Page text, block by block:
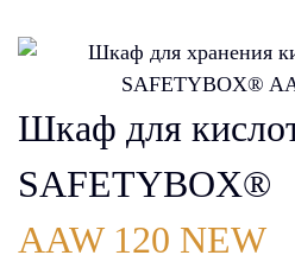
Шкаф для
SAFETYBOX®
AAW 120 NEW